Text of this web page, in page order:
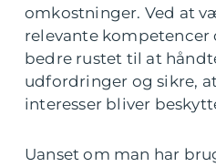
omkostninger. Ved at
relevante kompetencer
bedre rustet til at
udfordringer og sikre,
interesser bliver
Uanset om man har